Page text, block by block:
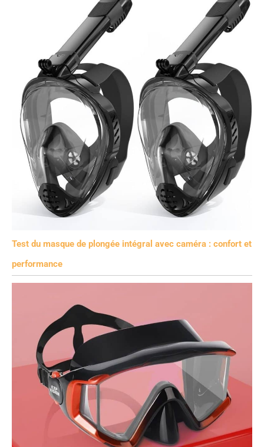
Test du masque de plongée intégral avec caméra : confort et
performance